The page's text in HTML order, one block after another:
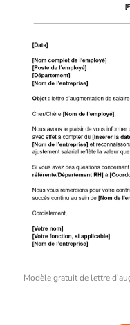
Modèle gratuit de lettre